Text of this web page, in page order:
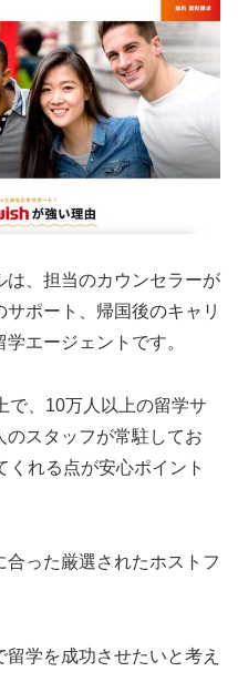
は、担当のカウンセラーが
ポート、帰国後のキャリ
エージェントです。
で、10万人以上の留学サ
のスタッフが常駐してお
くれる点が安心ポイント
った厳選されたホストフ
学を成功させたいと考え